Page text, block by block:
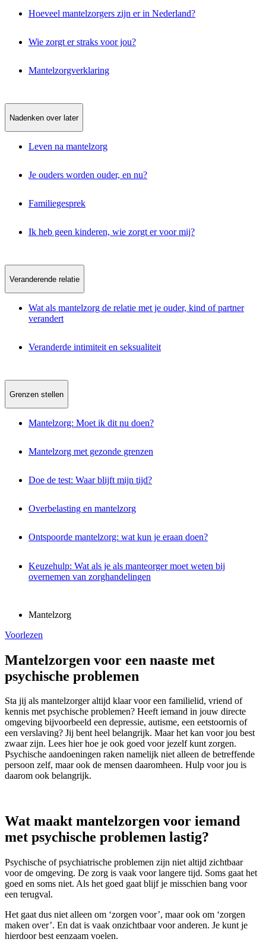
Hoeveel mantelzorgers zijn er in Nederland?
Wie zorgt er straks voor jou?
Mantelzorgverklaring
Nadenken over later
Leven na mantelzorg
Je ouders worden ouder, en nu?
Familiegesprek
Ik heb geen kinderen, wie zorgt er voor mij?
Veranderende relatie
Wat als mantelzorg de relatie met je ouder, kind of partner
verandert
Veranderde intimiteit en seksualiteit
Grenzen stellen
Mantelzorg: Moet ik dit nu doen?
Mantelzorg met gezonde grenzen
Doe de test: Waar blijft mijn tijd?
Overbelasting en mantelzorg
Ontspoorde mantelzorg: wat kun je eraan doen?
Keuzehulp: Wat als je als manteorger moet weten bij
overnemen van zorghandelingen
Mantelzorg
Voorlezen
Mantelzorgen voor een naaste met
psychische problemen
Sta jij als mantelzorger altijd klaar voor een familielid, vriend of
kennis met psychische problemen? Heeft iemand in jouw directe
omgeving bijvoorbeeld een depressie, autisme, een eetstoornis of
een verslaving? Jij bent heel belangrijk. Maar het kan voor jou best
zwaar zijn. Lees hier hoe je ook goed voor jezelf kunt zorgen.
Psychische aandoeningen raken namelijk niet alleen de betreffende
persoon zelf, maar ook de mensen daaromheen. Hulp voor jou is
daarom ook belangrijk.
Wat maakt mantelzorgen voor iemand
met psychische problemen lastig?
Psychische of psychiatrische problemen zijn niet altijd zichtbaar
voor de omgeving. De zorg is vaak voor langere tijd. Soms gaat het
goed en soms niet. Als het goed gaat blijf je misschien bang voor
een terugval.
Het gaat dus niet alleen om ‘zorgen voor’, maar ook om ‘zorgen
maken over’. En dat is vaak onzichtbaar voor anderen. Je kunt je
hierdoor best eenzaam voelen.